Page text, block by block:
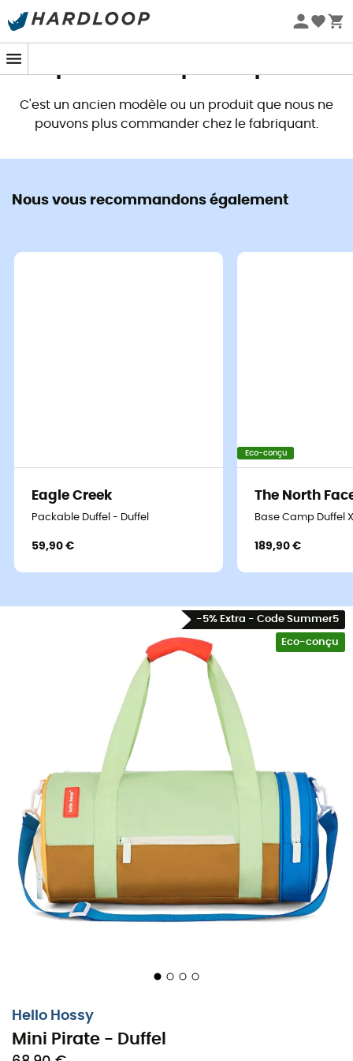
Promos d'été 🔥 -5 % EXTRA dès 2 produits* code Summer5
C'est un ancien modèle ou un produit que nous ne
pouvons plus commander chez le fabriquant.
Nous vous recommandons également
Eagle Creek
Packable Duffel - Duffel
59,90 €
Eco-conçu
The North
Base Camp Duffel
189,90 €
-5% Extra - Code Summer5
Eco-conçu
Hello Hossy
Mini Pirate - Duffel